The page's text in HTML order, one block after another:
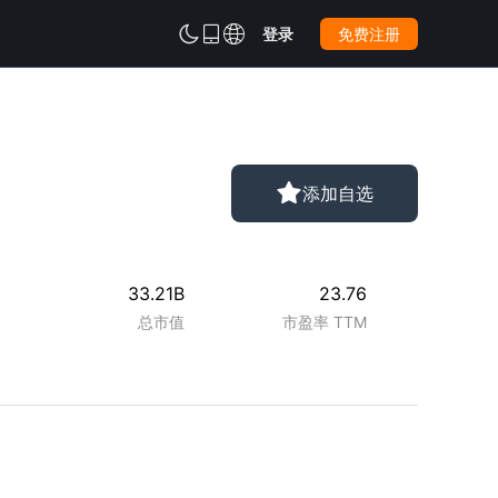
 登录 免费注册
添加自选
33.21B
总市值
23.76
市盈率 TTM